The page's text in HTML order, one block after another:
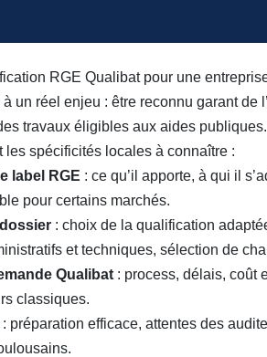
RGE Qualibat pour une
un réel enjeu : être reconnu garant de
travaux éligibles aux aides
les spécificités locales à connaître :
label RGE : ce qu’il apporte, à qui il
pour certains marchés.
: choix de la qualification
et techniques, sélection de
Qualibat : process, délais, coût
classiques.
: préparation efficace, attentes des